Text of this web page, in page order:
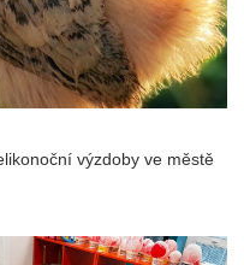
výzdoby ve městě